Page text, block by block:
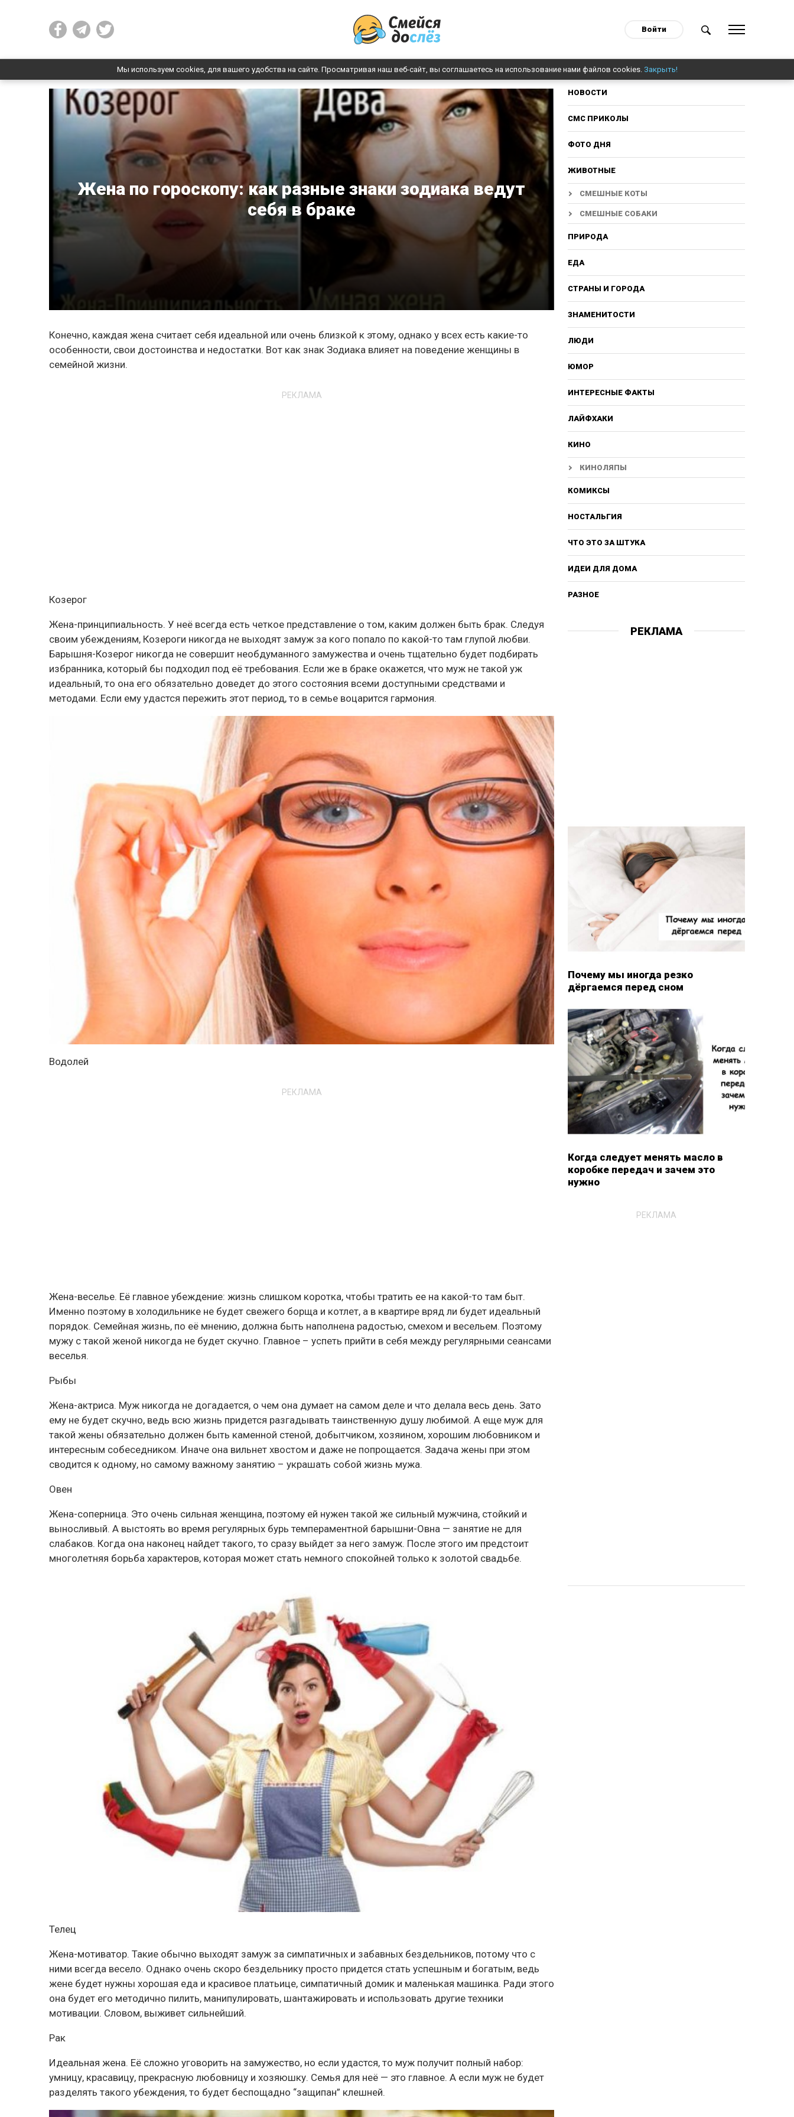
Войти
Мы используем cookies, для вашего удобства на сайте. Просматривая наш веб-сайт, вы соглашаетесь на использование нами файлов cookies. Закрыть!
Жена по гороскопу: как разные знаки зодиака ведут
себя в браке
Конечно, каждая жена считает себя идеальной или очень близкой к этому, однако у всех есть какие-то
особенности, свои достоинства и недостатки. Вот как знак Зодиака влияет на поведение женщины в
семейной жизни.
РЕКЛАМА
Козерог
Жена-принципиальность. У неё всегда есть четкое представление о том, каким должен быть брак. Следуя
своим убеждениям, Козероги никогда не выходят замуж за кого попало по какой-то там глупой любви.
Барышня-Козерог никогда не совершит необдуманного замужества и очень тщательно будет подбирать
избранника, который бы подходил под её требования. Если же в браке окажется, что муж не такой уж
идеальный, то она его обязательно доведет до этого состояния всеми доступными средствами и
методами. Если ему удастся пережить этот период, то в семье воцарится гармония.
Водолей
РЕКЛАМА
Жена-веселье. Её главное убеждение: жизнь слишком коротка, чтобы тратить ее на какой-то там быт.
Именно поэтому в холодильнике не будет свежего борща и котлет, а в квартире вряд ли будет идеальный
порядок. Семейная жизнь, по её мнению, должна быть наполнена радостью, смехом и весельем. Поэтому
мужу с такой женой никогда не будет скучно. Главное – успеть прийти в себя между регулярными сеансами
веселья.
Рыбы
Жена-актриса. Муж никогда не догадается, о чем она думает на самом деле и что делала весь день. Зато
ему не будет скучно, ведь всю жизнь придется разгадывать таинственную душу любимой. А еще муж для
такой жены обязательно должен быть каменной стеной, добытчиком, хозяином, хорошим любовником и
интересным собеседником. Иначе она вильнет хвостом и даже не попрощается. Задача жены при этом
сводится к одному, но самому важному занятию – украшать собой жизнь мужа.
Овен
Жена-соперница. Это очень сильная женщина, поэтому ей нужен такой же сильный мужчина, стойкий и
выносливый. А выстоять во время регулярных бурь темпераментной барышни-Овна — занятие не для
слабаков. Когда она наконец найдет такого, то сразу выйдет за него замуж. После этого им предстоит
многолетняя борьба характеров, которая может стать немного спокойней только к золотой свадьбе.
Телец
Жена-мотиватор. Такие обычно выходят замуж за симпатичных и забавных бездельников, потому что с
ними всегда весело. Однако очень скоро бездельнику просто придется стать успешным и богатым, ведь
жене будет нужны хорошая еда и красивое платьице, симпатичный домик и маленькая машинка. Ради этого
она будет его методично пилить, манипулировать, шантажировать и использовать другие техники
мотивации. Словом, выживет сильнейший.
Рак
Идеальная жена. Её сложно уговорить на замужество, но если удастся, то муж получит полный набор:
умницу, красавицу, прекрасную любовницу и хозяюшку. Семья для неё — это главное. А если муж не будет
разделять такого убеждения, то будет беспощадно “защипан” клешней.
НОВОСТИ
СМС ПРИКОЛЫ
ФОТО ДНЯ
ЖИВОТНЫЕ
СМЕШНЫЕ КОТЫ
СМЕШНЫЕ СОБАКИ
ПРИРОДА
ЕДА
СТРАНЫ И ГОРОДА
ЗНАМЕНИТОСТИ
ЛЮДИ
ЮМОР
ИНТЕРЕСНЫЕ ФАКТЫ
ЛАЙФХАКИ
КИНО
КИНОЛЯПЫ
КОМИКСЫ
НОСТАЛЬГИЯ
ЧТО ЭТО ЗА ШТУКА
ИДЕИ ДЛЯ ДОМА
РАЗНОЕ
РЕКЛАМА
Почему мы иногда резко
дёргаемся перед сном
Когда следует менять масло в
коробке передач и зачем это
нужно
РЕКЛАМА